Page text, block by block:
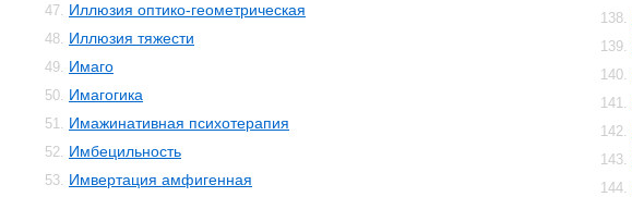
47. Иллюзия оптико-геометрическая
48. Иллюзия тяжести
49. Имаго
50. Имагогика
51. Имажинативная психотерапия
52. Имбецильность
53. Имвертация амфигенная
138.
139.
140.
141.
142.
143.
144.